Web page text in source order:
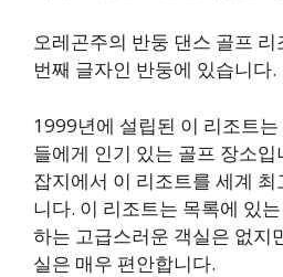
오레곤주의 반둥 댄스 골프
번째 글자인 반둥에 있습니다.
1999년에 설립된 이 리조트
들에게 인기 있는 골프 장소
잡지에서 이 리조트를 세계
니다. 이 리조트는 목록에 있
하는 고급스러운 객실은 없지
실은 매우 편안합니다.